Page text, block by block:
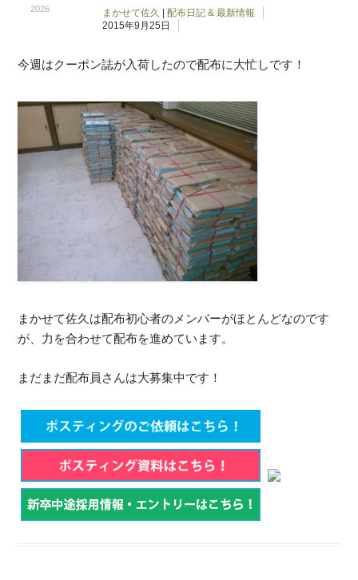
まかせて佐久
配布日記 & 最新情報
2015年9月25日
2026
今週はクーポン誌が入荷したので配布に大忙しです！
まかせて佐久は配布初心者のメンバーがほとんどなのです
が、力を合わせて配布を進めています。
まだまだ配布員さんは大募集中です！